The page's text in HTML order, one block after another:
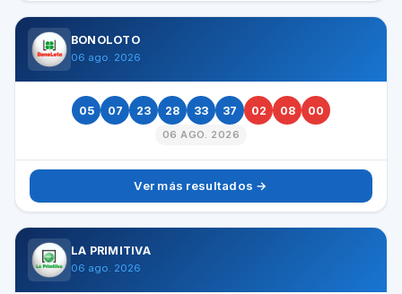
BONOLOTO
06 ago. 2026
05 07 23 28 33 37 02 08 00
06 AGO. 2026
Ver más resultados →
LA PRIMITIVA
06 ago. 2026